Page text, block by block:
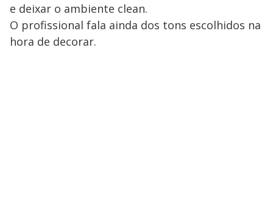
e deixar o ambiente clean.
O profissional fala ainda dos tons escolhidos na
hora de decorar.